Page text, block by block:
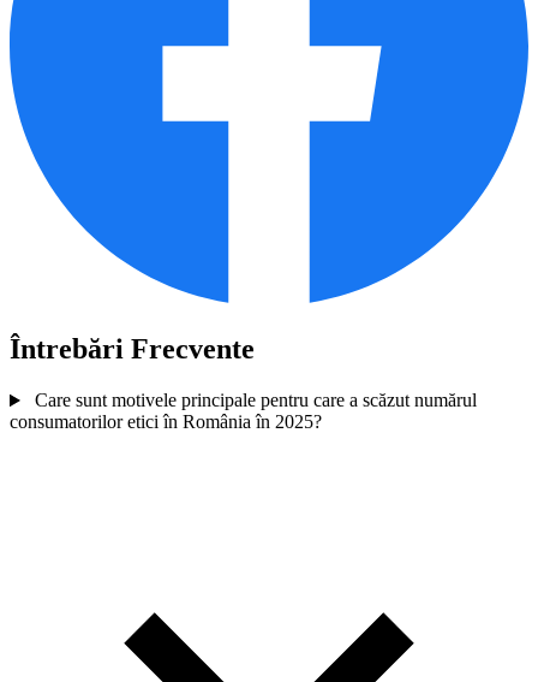
Întrebări Frecvente
Care sunt motivele principale pentru care a scăzut numărul
consumatorilor etici în România în 2025?